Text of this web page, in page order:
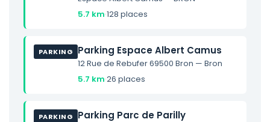
5.7 km·128 places
PARKING Parking Espace Albert Camus
12 Rue de Rebufer 69500 Bron — Bron
5.7 km·26 places
PARKING Parking Parc de Parilly